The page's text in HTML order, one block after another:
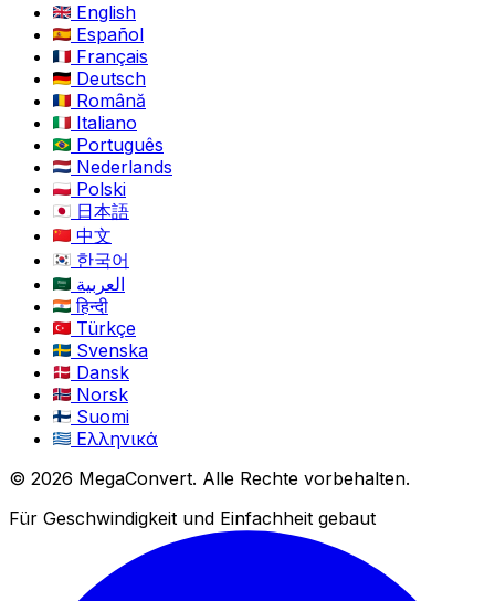
English
Español
Français
Deutsch
Română
Italiano
Português
Nederlands
Polski
日本語
中文
한국어
العربية
हिन्दी
Türkçe
Svenska
Dansk
Norsk
Suomi
Ελληνικά
© 2026 MegaConvert. Alle Rechte vorbehalten.
Für Geschwindigkeit und Einfachheit gebaut